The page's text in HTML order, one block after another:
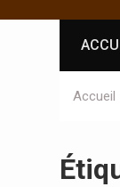
Accueil